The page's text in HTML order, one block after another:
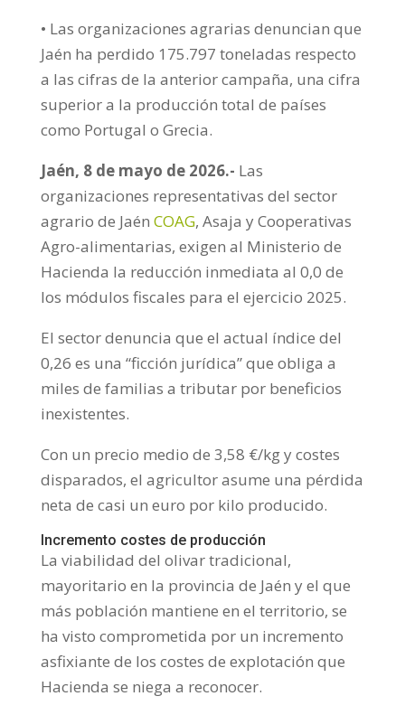
• Las organizaciones agrarias denuncian que
Jaén ha perdido 175.797 toneladas respecto
a las cifras de la anterior campaña, una cifra
superior a la producción total de países
como Portugal o Grecia.
Jaén, 8 de mayo de 2026.- Las
organizaciones representativas del sector
agrario de Jaén COAG, Asaja y Cooperativas
Agro-alimentarias, exigen al Ministerio de
Hacienda la reducción inmediata al 0,0 de
los módulos fiscales para el ejercicio 2025.
El sector denuncia que el actual índice del
0,26 es una “ficción jurídica” que obliga a
miles de familias a tributar por beneficios
inexistentes.
Con un precio medio de 3,58 €/kg y costes
disparados, el agricultor asume una pérdida
neta de casi un euro por kilo producido.
Incremento costes de producción
La viabilidad del olivar tradicional,
mayoritario en la provincia de Jaén y el que
más población mantiene en el territorio, se
ha visto comprometida por un incremento
asfixiante de los costes de explotación que
Hacienda se niega a reconocer.